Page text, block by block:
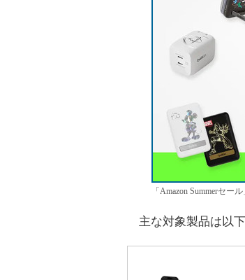
「Amazon Summerセー
主な対象製品は以下